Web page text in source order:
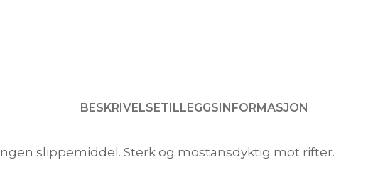
BESKRIVELSETILLEGGSINFORMASJON
slippemiddel. Sterk og mostansdyktig mot rifter.